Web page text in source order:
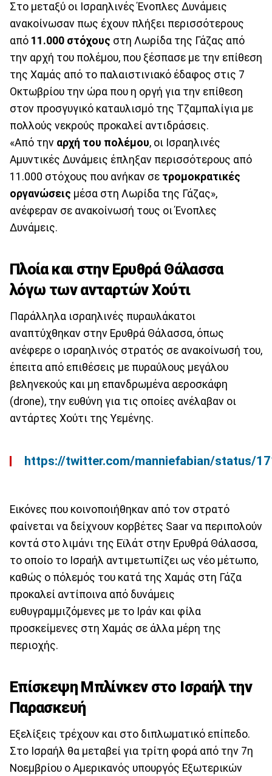
Στο μεταξύ οι Ισραηλινές Ένοπλες Δυνάμεις
ανακοίνωσαν πως έχουν πλήξει περισσότερους
από 11.000 στόχους στη Λωρίδα της Γάζας από
την αρχή του πολέμου, που ξέσπασε με την επίθεση
της Χαμάς από το παλαιστινιακό έδαφος στις 7
Οκτωβρίου την ώρα που η οργή για την επίθεση
στον προσγυγικό καταυλισμό της Τζαμπαλίγια με
πολλούς νεκρούς προκαλεί αντιδράσεις.
«Από την αρχή του πολέμου, οι Ισραηλινές
Αμυντικές Δυνάμεις έπληξαν περισσότερους από
11.000 στόχους που ανήκαν σε τρομοκρατικές
οργανώσεις μέσα στη Λωρίδα της Γάζας»,
ανέφεραν σε ανακοίνωσή τους οι Ένοπλες
Δυνάμεις.
Πλοία και στην Ερυθρά Θάλασσα
λόγω των ανταρτών Χούτι
Παράλληλα ισραηλινές πυραυλάκατοι
αναπτύχθηκαν στην Ερυθρά Θάλασσα, όπως
ανέφερε ο ισραηλινός στρατός σε ανακοίνωσή του,
έπειτα από επιθέσεις με πυραύλους μεγάλου
βεληνεκούς και μη επανδρωμένα αεροσκάφη
(drone), την ευθύνη για τις οποίες ανέλαβαν οι
αντάρτες Χούτι της Υεμένης.
https://twitter.com/manniefabian/status/
Εικόνες που κοινοποιήθηκαν από τον στρατό
φαίνεται να δείχνουν κορβέτες Saar να περιπολούν
κοντά στο λιμάνι της Εϊλάτ στην Ερυθρά Θάλασσα,
το οποίο το Ισραήλ αντιμετωπίζει ως νέο μέτωπο,
καθώς ο πόλεμός του κατά της Χαμάς στη Γάζα
προκαλεί αντίποινα από δυνάμεις
ευθυγραμμιζόμενες με το Ιράν και φίλα
προσκείμενες στη Χαμάς σε άλλα μέρη της
περιοχής.
Επίσκεψη Μπλίνκεν στο Ισραήλ την
Παρασκευή
Εξελίξεις τρέχουν και στο διπλωματικό επίπεδο.
Στο Ισραήλ θα μεταβεί για τρίτη φορά από την 7η
Νοεμβρίου ο Αμερικανός υπουργός Εξωτερικών